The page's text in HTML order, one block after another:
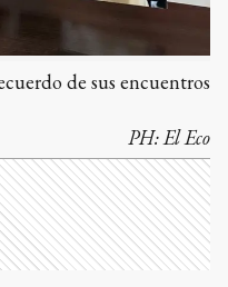
de sus encuentros
PH:El Eco